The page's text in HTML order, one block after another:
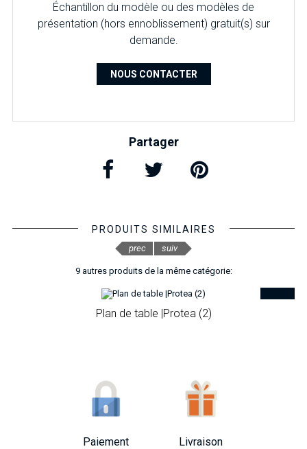
Échantillon du modèle ou des modèles de
présentation (hors ennoblissement) gratuit(s) sur
demande.
NOUS CONTACTER
Partager
PRODUITS SIMILAIRES
9 autres produits de la même catégorie:
Plan de table |Protea (2)
prec suiv
Paiement Livraison